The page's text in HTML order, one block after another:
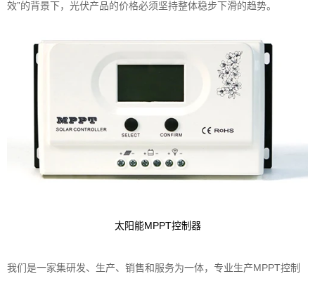
效”的背景下，光伏产品的价格必须坚持整体稳步下滑的趋势。
太阳能MPPT控制器
我们是一家集研发、生产、销售和服务为一体，专业生产MPPT控制